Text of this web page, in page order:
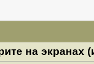
на экранах